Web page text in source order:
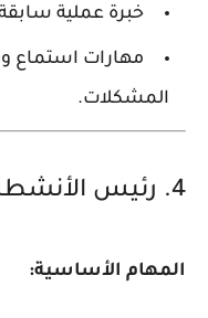
خبرة عملية
مهارات استماع
المشكلات.
4. رئيس الأنشطة اللاصفية والمجتمعية
المهام الأساسية: